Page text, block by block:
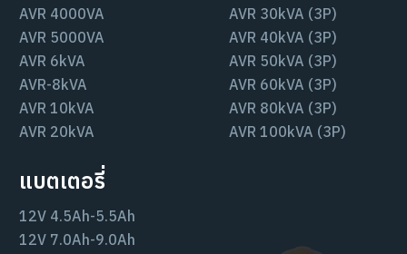
AVR 4000VA
AVR 5000VA
AVR 6kVA
AVR-8kVA
AVR 10kVA
AVR 20kVA
AVR 30kVA (3P)
AVR 40kVA (3P)
AVR 50kVA (3P)
AVR 60kVA (3P)
AVR 80kVA (3P)
AVR 100kVA (3P)
แบตเตอรี่
12V 4.5Ah-5.5Ah
12V 7.0Ah-9.0Ah